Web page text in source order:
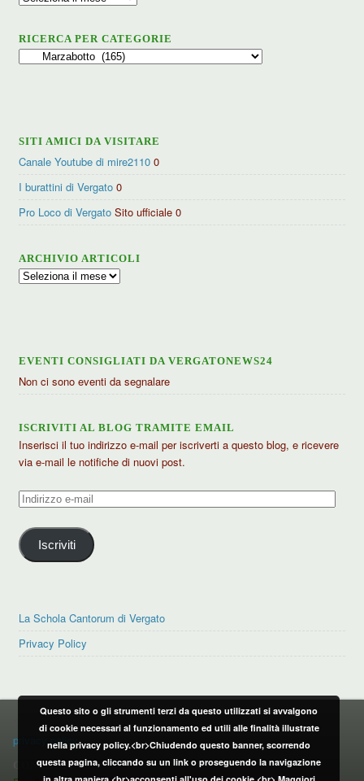
RICERCA PER CATEGORIE
Ricerca
SITI AMICI DA VISITARE
Canale Youtube di mire2110 0
I burattini di Vergato 0
Pro Loco di Vergato Sito ufficiale 0
ARCHIVIO ARTICOLI
Archivio
EVENTI CONSIGLIATI DA VERGATONEWS24
Non ci sono eventi da segnalare
ISCRIVITI AL BLOG TRAMITE EMAIL
Inserisci il tuo indirizzo e-mail per iscriverti a questo blog, e ricevere
via e-mail le notifiche di nuovi post.
Indirizzo
mail
Iscriviti
La Schola Cantorum di Vergato
Privacy Policy
PRIVACY POLICY
privacy policy
CONTATTI:
Questo sito o gli strumenti terzi da questo utilizzati si avvalgono
di cookie necessari al funzionamento ed utili alle finalità illustrate
nella privacy policy.<br>Chiudendo questo banner, scorrendo
questa pagina, cliccando su un link o proseguendo la navigazione